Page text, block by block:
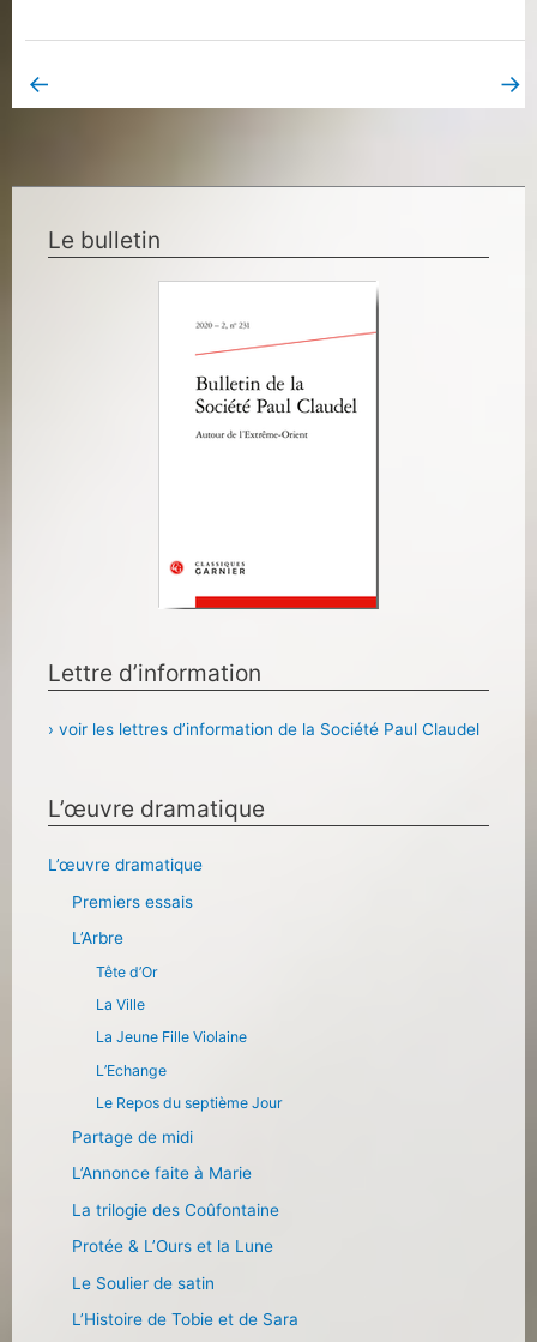
← →
Le bulletin
Lettre d’information
› voir les lettres d’information de la Société Paul Claudel
L’œuvre dramatique
L’œuvre dramatique
Premiers essais
L’Arbre
Tête d’Or
La Ville
La Jeune Fille Violaine
L’Echange
Le Repos du septième Jour
Partage de midi
L’Annonce faite à Marie
La trilogie des Coûfontaine
Protée & L’Ours et la Lune
Le Soulier de satin
L’Histoire de Tobie et de Sara